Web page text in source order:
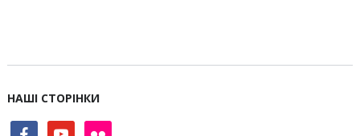
НАШІ СТОРІНКИ
facebookyoutube flickr